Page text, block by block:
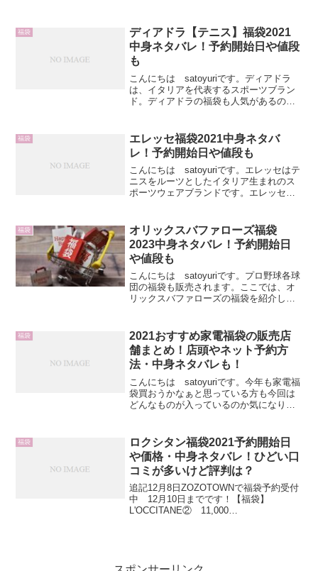
るところですよね。そこでここでは、 ク
レドポーボー...
福袋
ディアドラ【テニス】福袋2021
中身ネタバレ！予約開始日や値段
も
こんにちは satoyuriです。ディアドラ
は、イタリアを代表するスポーツブラン
ド。ディアドラの福袋も人気があるので
どういうものか気になりますよね。そこ
でここでは デ...
福袋
エレッセ福袋2021中身ネタバ
レ！予約開始日や値段も
こんにちは satoyuriです。エレッセはテ
ニスをルーツとしたイタリア生まれのス
ポーツウェアブランドです。エレッセん
実にゲットしましょうね。福袋の中身や
予約開始日・値...
福袋
オリックスバファローズ福袋
2023中身ネタバレ！予約開始日
や値段も
こんにちは satoyuriです。プロ野球各球
団の福袋も販売されます。ここでは、オ
リックスバファローズの福袋を紹介して
ストナイン賞に本由伸投手、宗佑磨選
手、吉田正尚...
福袋
2021おすすめ家電福袋の販売店
舗まとめ！店頭やネット予約方
法・中身ネタバレも！
こんにちは satoyuriです。今年も家電福
袋買おうかなぁと思っている方も今回は
どんなものが入っているのか気になりま
ちらでは、 ビックカメラ ヨドバシカメラ
ヤマダ電...
福袋
ロクシタン福袋2021予約開始日
や価格・中身ネタバレ！ひどい口
コミが多いけど評判は？
追記12月8日ZOZOTOWNで福袋予約受付
中 12月10日までです！【福袋】
L'OCCITANE② 11,000